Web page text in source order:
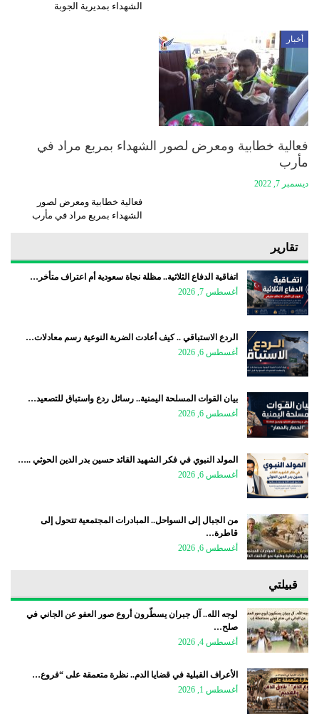
الشهداء بمديرية الجوبة
أخبار
فعالية خطابية ومعرض لصور الشهداء بمربع مراد في
مأرب
ديسمبر 7, 2022
فعالية خطابية ومعرض لصور
الشهداء بمربع مراد في مأرب
تقارير
اتفاقية الدفاع الثلاثية.. مظلة نجاة سعودية أم اعتراف متأخر…
أغسطس 7, 2026
الردع الاستباقي .. كيف أعادت الضربة النوعية رسم معادلات…
أغسطس 6, 2026
بيان القوات المسلحة اليمنية.. رسائل ردع واستباق للتصعيد…
أغسطس 6, 2026
المولد النبوي في فكر الشهيد القائد حسين بدر الدين الحوثي ..…
أغسطس 6, 2026
من الجبال إلى السواحل.. المبادرات المجتمعية تتحول إلى
قاطرة…
أغسطس 6, 2026
قبيلتي
لوجه الله.. آل جبران يسطّرون أروع صور العفو عن الجاني في
صلح…
أغسطس 4, 2026
الأعراف القبلية في قضايا الدم.. نظرة متعمقة على “فروع…
أغسطس 1, 2026